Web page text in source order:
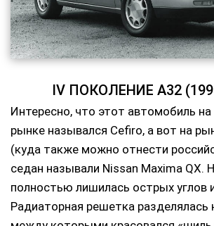
IV ПОКОЛЕНИЕ A32
Интересно, что этот автомобиль
рынке назывался Cefiro, а вот на
(куда также можно отнести
седан называли Nissan Maxima QX.
полностью лишилась острых углов
Радиаторная решетка разделялась